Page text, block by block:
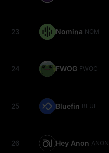
23 Nomina NOM
24 FWOG FWOG
25 Bluefin BLUE
26 Hey Anon ANON